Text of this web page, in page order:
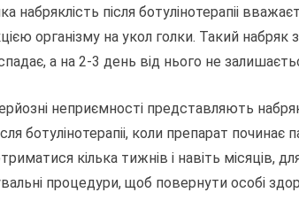
набряклість після ботулінотерапіі
організму на укол голки. Такий набряк
а на 2-3 день від нього не
неприємності представляють
ботулінотерапіі, коли препарат починає
кілька тижнів і навіть місяців,
процедури, щоб повернути особі